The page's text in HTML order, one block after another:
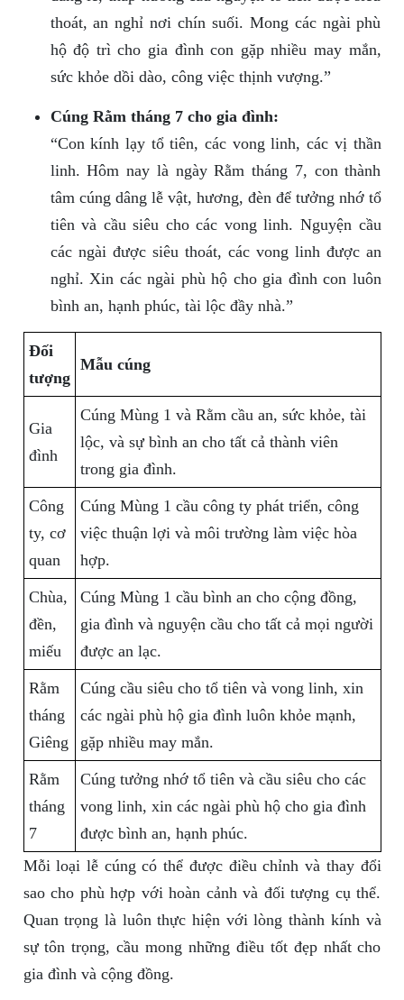
thoát, an nghỉ nơi chín suối. Mong các ngài phù
hộ độ trì cho gia đình con gặp nhiều may mắn,
sức khỏe dồi dào, công việc thịnh vượng.”
Cúng Rằm tháng 7 cho gia đình:
“Con kính lạy tổ tiên, các vong linh, các vị thần
linh. Hôm nay là ngày Rằm tháng 7, con thành
tâm cúng dâng lễ vật, hương, đèn để tưởng nhớ tổ
tiên và cầu siêu cho các vong linh. Nguyện cầu
các ngài được siêu thoát, các vong linh được an
nghỉ. Xin các ngài phù hộ cho gia đình con luôn
bình an, hạnh phúc, tài lộc đầy nhà.”
Đối
tượng
Mẫu cúng
Gia
đình
Cúng Mùng 1 và Rằm cầu an, sức khỏe, tài
lộc, và sự bình an cho tất cả thành viên
trong gia đình.
Công
ty, cơ
quan
Cúng Mùng 1 cầu công ty phát triển, công
việc thuận lợi và môi trường làm việc hòa
hợp.
Chùa,
đền,
miếu
Cúng Mùng 1 cầu bình an cho cộng đồng,
gia đình và nguyện cầu cho tất cả mọi người
được an lạc.
Rằm
tháng
Giêng
Cúng cầu siêu cho tổ tiên và vong linh, xin
các ngài phù hộ gia đình luôn khỏe mạnh,
gặp nhiều may mắn.
Rằm
tháng
7
Cúng tưởng nhớ tổ tiên và cầu siêu cho các
vong linh, xin các ngài phù hộ cho gia đình
được bình an, hạnh phúc.
Mỗi loại lễ cúng có thể được điều chỉnh và thay đổi
sao cho phù hợp với hoàn cảnh và đối tượng cụ thể.
Quan trọng là luôn thực hiện với lòng thành kính và
sự tôn trọng, cầu mong những điều tốt đẹp nhất cho
gia đình và cộng đồng.